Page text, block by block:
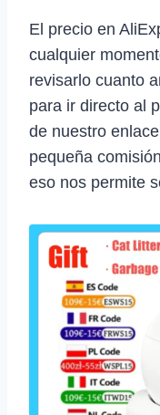
El precio en
cualquier
revisarlo cuanto
para ir directo al
de nuestro
pequeña
eso nos permite